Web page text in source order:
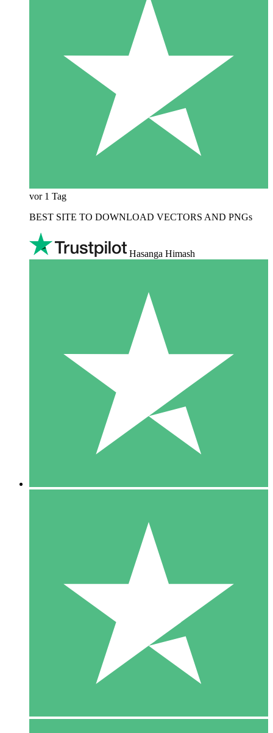
vor 1 Tag
BEST SITE TO DOWNLOAD VECTORS AND PNGs
Hasanga Himash